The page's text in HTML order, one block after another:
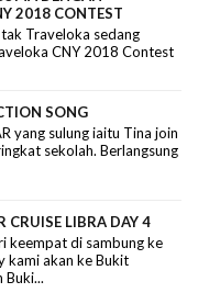
2018 CONTEST
tak Traveloka sedang
CNY 2018 Contest
SONG
yang sulung iaitu Tina join
sekolah. Berlangsung
CRUISE LIBRA DAY 4
keempat di sambung ke
kami akan ke Bukit
Buki...